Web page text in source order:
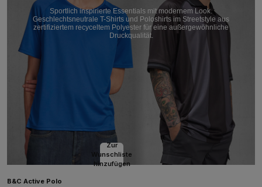
Sportlich inspirierte Essentials mit modernem Look.
Geschlechtsneutrale T-Shirts und Poloshirts im Streetstyle aus
zertifiziertem recyceltem Polyester für eine außergewöhnliche
Druckqualität.
Zur
Wunschliste
hinzufügen
B&C Active Polo